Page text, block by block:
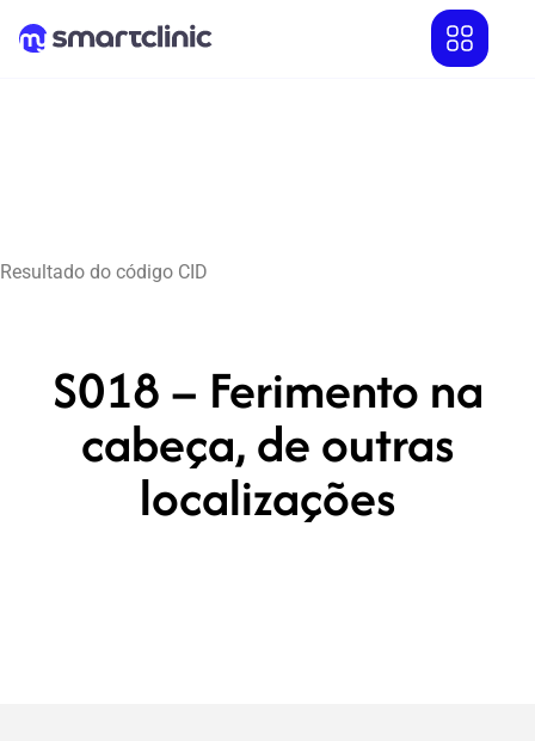
Resultado do código CID
S018 – Ferimento na
cabeça, de outras
localizações